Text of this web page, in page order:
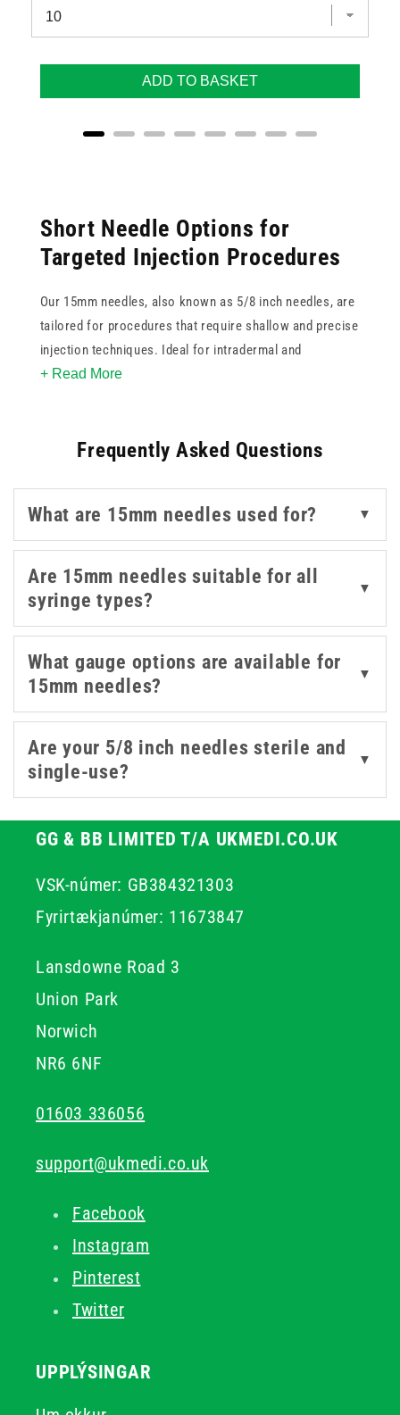
ADD TO BASKET
Short Needle Options for
Targeted Injection Procedures
Our 15mm needles, also known as 5/8 inch needles, are
tailored for procedures that require shallow and precise
injection techniques. Ideal for intradermal and
subcutaneous use, they offer confident control in a
With options in 23g blue, 25g orange, 26g brown, 27g
your needs. These short-lengthneedlesare available in
Luer Slip and Safety syringe types, and pair with sizes
like 1ml, 2.5ml, and 3ml.
Trusted manufacturers including BD, BBraun, Terumo,
Sol-Care, and Unisharp ensure consistent needle quality,
while brands like Agriject, Dispovet, and UKMEDI offer
flexible solutions across clinical and veterinary settings.
+ Read More
Frequently Asked Questions
What are 15mm needles used for? ▼
Are 15mm needles suitable for all
syringe types?
▼
What gauge options are available for
15mm needles?
▼
Are your 5/8 inch needles sterile and
single-use?
▼
GG & BB LIMITED T/A UKMEDI.CO.UK
VSK-númer: GB384321303
Fyrirtækjanúmer: 11673847
Lansdowne Road 3
Union Park
Norwich
NR6 6NF
01603 336056
support@ukmedi.co.uk
Facebook
Instagram
Pinterest
Twitter
UPPLÝSINGAR